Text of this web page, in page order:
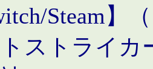
Steam】
ストライカ